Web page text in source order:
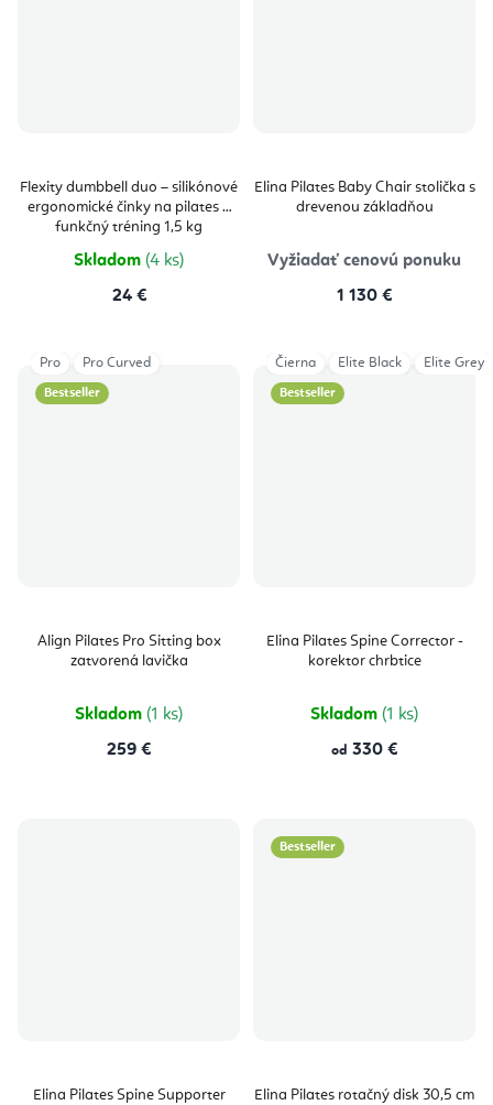
Flexity dumbbell duo – silikónové
ergonomické činky na pilates a
funkčný tréning 1,5 kg
Skladom (4 ks)
24 €
Elina Pilates Baby Chair stolička s
drevenou základňou
Vyžiadať cenovú ponuku
1 130 €
Bestseller
Align Pilates Pro Sitting box
zatvorená lavička
Skladom (1 ks)
259 €
Pro Pro Curved
Bestseller
Elina Pilates Spine Corrector -
korektor chrbtice
Skladom (1 ks)
od 330 €
Čierna Elite Black Elite Grey
Elina Pilates Spine Supporter
Bestseller
Elina Pilates rotačný disk 30,5 cm